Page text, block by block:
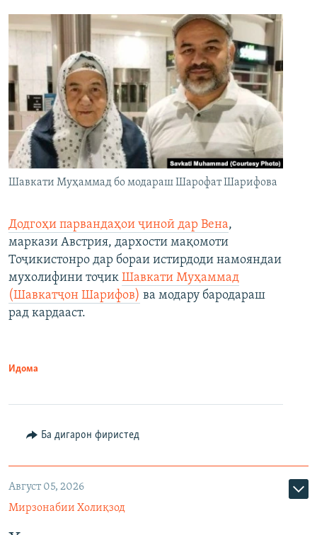
Шавкати Муҳаммад бо модараш Шарофат Шарифова
Додгоҳи парвандаҳои ҷиноӣ дар Вена,
маркази Австрия, дархости мақомоти
Тоҷикистонро дар бораи истирдоди намояндаи
мухолифини тоҷик Шавкати Муҳаммад
(Шавкатҷон Шарифов) ва модару бародараш
рад кардааст.
Идома
Ба дигарон фиристед
Август 05, 2026
Мирзонабии Холиқзод